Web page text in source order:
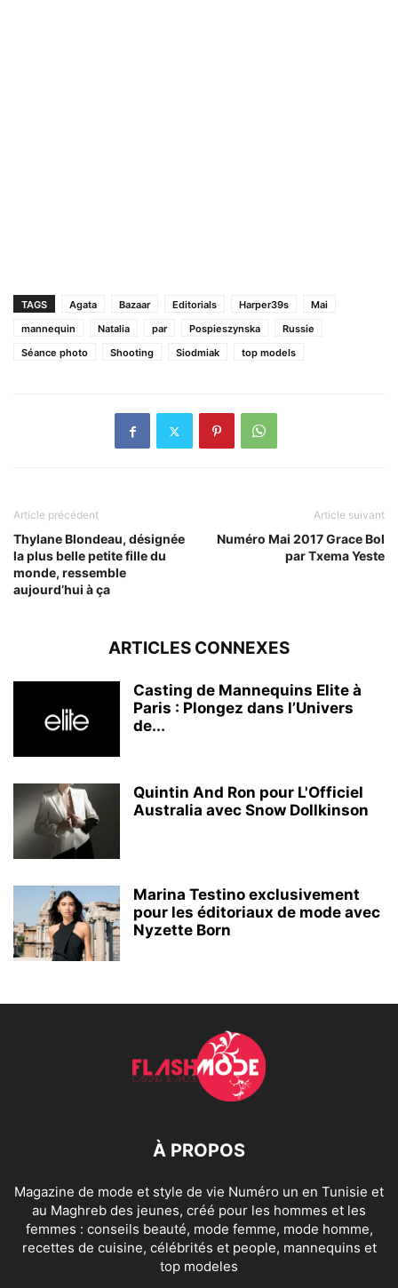
TAGS Agata Bazaar Editorials Harper39s
Mai
mannequin
Natalia par Pospieszynska
Russie
Séance photo
Shooting Siodmiak top models
Article précédent
Thylane Blondeau, désignée
la plus belle petite fille du
monde, ressemble
aujourd’hui à ça
Article suivant
Numéro Mai 2017 Grace Bol
par Txema Yeste
ARTICLES CONNEXES
Casting de Mannequins Elite à
Paris : Plongez dans l’Univers
de...
Quintin And Ron pour L'Officiel
Australia avec Snow Dollkinson
Marina Testino exclusivement
pour les éditoriaux de mode avec
Nyzette Born
À PROPOS
Magazine de mode et style de vie Numéro un en Tunisie et
au Maghreb des jeunes, créé pour les hommes et les
femmes : conseils beauté, mode femme, mode homme,
recettes de cuisine, célébrités et people, mannequins et
top modeles